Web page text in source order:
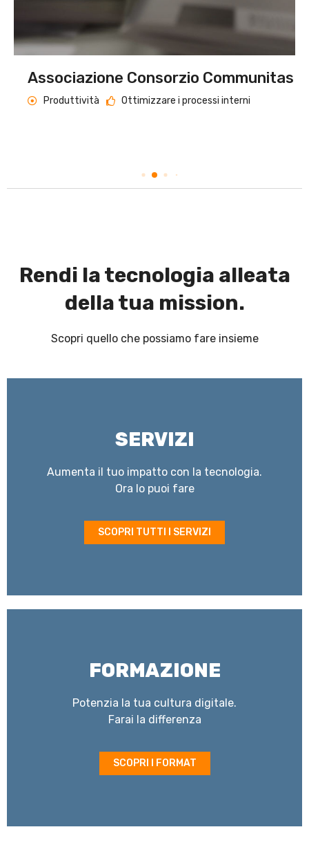
Associazione Consorzio Communitas
Produttività Ottimizzare i processi interni
Rendi la tecnologia alleata
della tua mission.
Scopri quello che possiamo fare insieme
SERVIZI
Aumenta il tuo impatto con la tecnologia.
Ora lo puoi fare
SCOPRI TUTTI I SERVIZI
FORMAZIONE
Potenzia la tua cultura digitale.
Farai la differenza
SCOPRI I FORMAT